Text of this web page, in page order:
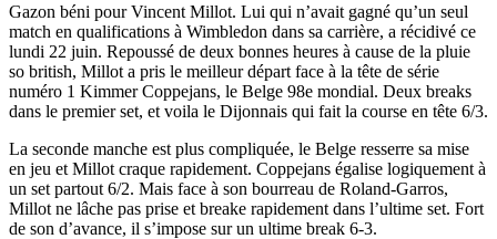
Gazon béni pour Vincent Millot. Lui qui n’avait gagné qu’un seul
match en qualifications à Wimbledon dans sa carrière, a récidivé ce
lundi 22 juin. Repoussé de deux bonnes heures à cause de la pluie
so british, Millot a pris le meilleur départ face à la tête de série
numéro 1 Kimmer Coppejans, le Belge 98e mondial. Deux breaks
dans le premier set, et voila le Dijonnais qui fait la course en tête 6/3.
La seconde manche est plus compliquée, le Belge resserre sa mise
en jeu et Millot craque rapidement. Coppejans égalise logiquement à
un set partout 6/2. Mais face à son bourreau de Roland-Garros,
Millot ne lâche pas prise et breake rapidement dans l’ultime set. Fort
de son d’avance, il s’impose sur un ultime break 6-3.